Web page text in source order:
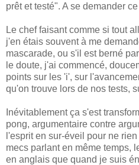
prêt et testé". A se demander
Le chef faisant comme si tout
j'en étais souvent à me
mascarade, ou s'il est berné
le doute, j'ai commencé,
points sur les 'i', sur
qu'on trouve lors de nos tests,
Inévitablement ça s'est
pong, argumentaire contre
l'esprit en sur-éveil pour ne
mecs parlant en même temps,
en anglais que quand je suis